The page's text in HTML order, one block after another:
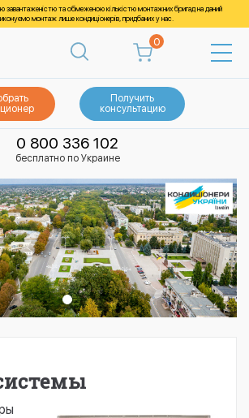
завантаженістю та обмеженою кількістю монтажних бригад на даний
монтаж лише кондиціонерів, придбаних у нас.
0
Получить
консультацию
0 800 336 102
бесплатно по Украине